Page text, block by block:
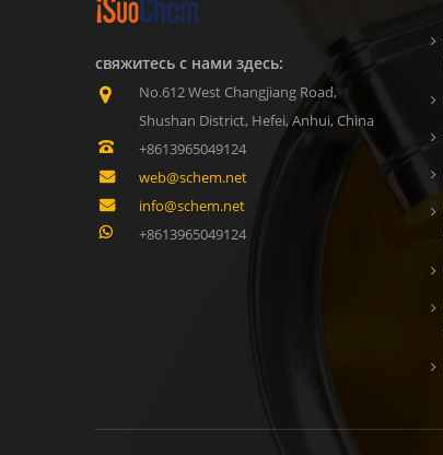
свяжитесь с нами здесь:
No.612 West Changjiang Road,
Shushan District, Hefei, Anhui, China
+8613965049124
web@schem.net
info@schem.net
+8613965049124